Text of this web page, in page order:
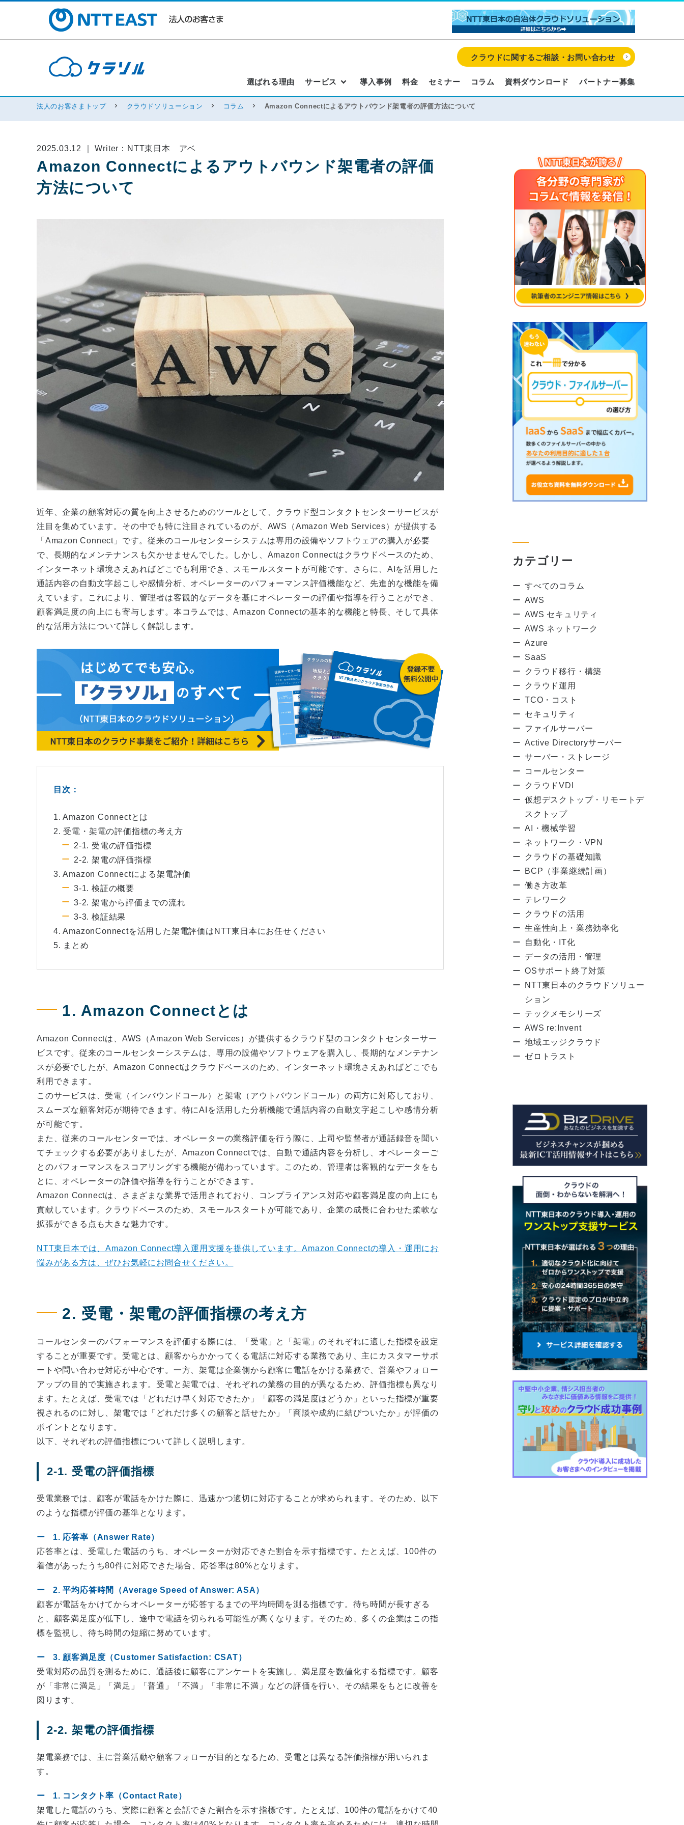
選ばれる理由 サービス 導入事例 料金 セミナー コラム 資料ダウンロード パートナー募集
クラウドに関するご相談・お問い合わせ
法人のお客さまトップ クラウドソリューション コラム Amazon Connectによるアウトバウンド架電者の評価方法について
2025.03.12 ｜ Writer：NTT東日本 アベ
Amazon Connectによるアウトバウンド架電者の評価
方法について
近年、企業の顧客対応の質を向上させるためのツールとして、クラウド型コンタクトセンターサービスが
注目を集めています。その中でも特に注目されているのが、AWS（Amazon Web Services）が提供する
「Amazon Connect」です。従来のコールセンターシステムは専用の設備やソフトウェアの購入が必要
で、長期的なメンテナンスも欠かせませんでした。しかし、Amazon Connectはクラウドベースのため、
インターネット環境さえあればどこでも利用でき、スモールスタートが可能です。さらに、AIを活用した
通話内容の自動文字起こしや感情分析、オペレーターのパフォーマンス評価機能など、先進的な機能を備
えています。これにより、管理者は客観的なデータを基にオペレーターの評価や指導を行うことができ、
顧客満足度の向上にも寄与します。本コラムでは、Amazon Connectの基本的な機能と特長、そして具体
的な活用方法について詳しく解説します。
目次：
1. Amazon Connectとは
2. 受電・架電の評価指標の考え方
2-1. 受電の評価指標
2-2. 架電の評価指標
3. Amazon Connectによる架電評価
3-1. 検証の概要
3-2. 架電から評価までの流れ
3-3. 検証結果
4. AmazonConnectを活用した架電評価はNTT東日本にお任せください
5. まとめ
1. Amazon Connectとは
Amazon Connectは、AWS（Amazon Web Services）が提供するクラウド型のコンタクトセンターサー
ビスです。従来のコールセンターシステムは、専用の設備やソフトウェアを購入し、長期的なメンテナン
スが必要でしたが、Amazon Connectはクラウドベースのため、インターネット環境さえあればどこでも
利用できます。
このサービスは、受電（インバウンドコール）と架電（アウトバウンドコール）の両方に対応しており、
スムーズな顧客対応が期待できます。特にAIを活用した分析機能で通話内容の自動文字起こしや感情分析
が可能です。
また、従来のコールセンターでは、オペレーターの業務評価を行う際に、上司や監督者が通話録音を聞い
てチェックする必要がありましたが、Amazon Connectでは、自動で通話内容を分析し、オペレーターご
とのパフォーマンスをスコアリングする機能が備わっています。このため、管理者は客観的なデータをも
とに、オペレーターの評価や指導を行うことができます。
Amazon Connectは、さまざまな業界で活用されており、コンプライアンス対応や顧客満足度の向上にも
貢献しています。クラウドベースのため、スモールスタートが可能であり、企業の成長に合わせた柔軟な
拡張ができる点も大きな魅力です。
NTT東日本では、Amazon Connect導入運用支援を提供しています。Amazon Connectの導入・運用にお
悩みがある方は、ぜひお気軽にお問合せください。
2. 受電・架電の評価指標の考え方
コールセンターのパフォーマンスを評価する際には、「受電」と「架電」のそれぞれに適した指標を設定
することが重要です。受電とは、顧客からかかってくる電話に対応する業務であり、主にカスタマーサポ
ートや問い合わせ対応が中心です。一方、架電は企業側から顧客に電話をかける業務で、営業やフォロー
アップの目的で実施されます。受電と架電では、それぞれの業務の目的が異なるため、評価指標も異なり
ます。たとえば、受電では「どれだけ早く対応できたか」「顧客の満足度はどうか」といった指標が重要
視されるのに対し、架電では「どれだけ多くの顧客と話せたか」「商談や成約に結びついたか」が評価の
ポイントとなります。
以下、それぞれの評価指標について詳しく説明します。
2-1. 受電の評価指標
受電業務では、顧客が電話をかけた際に、迅速かつ適切に対応することが求められます。そのため、以下
のような指標が評価の基準となります。
1. 応答率（Answer Rate）
応答率とは、受電した電話のうち、オペレーターが対応できた割合を示す指標です。たとえば、100件の
着信があったうち80件に対応できた場合、応答率は80%となります。
2. 平均応答時間（Average Speed of Answer: ASA）
顧客が電話をかけてからオペレーターが応答するまでの平均時間を測る指標です。待ち時間が長すぎる
と、顧客満足度が低下し、途中で電話を切られる可能性が高くなります。そのため、多くの企業はこの指
標を監視し、待ち時間の短縮に努めています。
3. 顧客満足度（Customer Satisfaction: CSAT）
受電対応の品質を測るために、通話後に顧客にアンケートを実施し、満足度を数値化する指標です。顧客
が「非常に満足」「満足」「普通」「不満」「非常に不満」などの評価を行い、その結果をもとに改善を
図ります。
2-2. 架電の評価指標
架電業務では、主に営業活動や顧客フォローが目的となるため、受電とは異なる評価指標が用いられま
す。
1. コンタクト率（Contact Rate）
架電した電話のうち、実際に顧客と会話できた割合を示す指標です。たとえば、100件の電話をかけて40
カテゴリー
すべてのコラム
AWS
AWS セキュリティ
AWS ネットワーク
Azure
SaaS
クラウド移行・構築
クラウド運用
TCO・コスト
セキュリティ
ファイルサーバー
Active Directoryサーバー
サーバー・ストレージ
コールセンター
クラウドVDI
仮想デスクトップ・リモートデ
スクトップ
AI・機械学習
ネットワーク・VPN
クラウドの基礎知識
BCP（事業継続計画）
働き方改革
テレワーク
クラウドの活用
生産性向上・業務効率化
自動化・IT化
データの活用・管理
OSサポート終了対策
NTT東日本のクラウドソリュー
ション
テックメモシリーズ
AWS re:Invent
地域エッジクラウド
ゼロトラスト